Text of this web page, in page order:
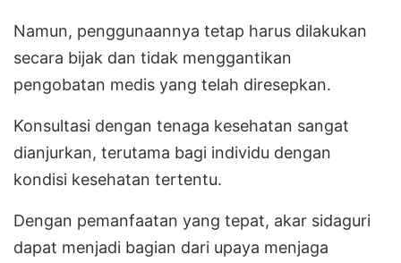
Namun, penggunaannya tetap harus dilakukan
secara bijak dan tidak menggantikan
pengobatan medis yang telah diresepkan.
Konsultasi dengan tenaga kesehatan sangat
dianjurkan, terutama bagi individu dengan
kondisi kesehatan tertentu.
Dengan pemanfaatan yang tepat, akar sidaguri
dapat menjadi bagian dari upaya menjaga